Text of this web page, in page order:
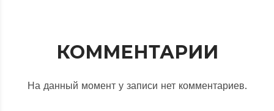
КОММЕНТАРИИ
На данный момент у записи нет комментариев.